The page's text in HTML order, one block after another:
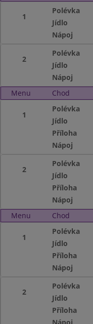
1
Polévka
Jídlo
Nápoj
2
Polévka
Jídlo
Nápoj
Menu
Chod
1
Polévka
Jídlo
Příloha
Nápoj
2
Polévka
Jídlo
Příloha
Nápoj
Menu
Chod
1
Polévka
Jídlo
Příloha
Nápoj
2
Polévka
Jídlo
Příloha